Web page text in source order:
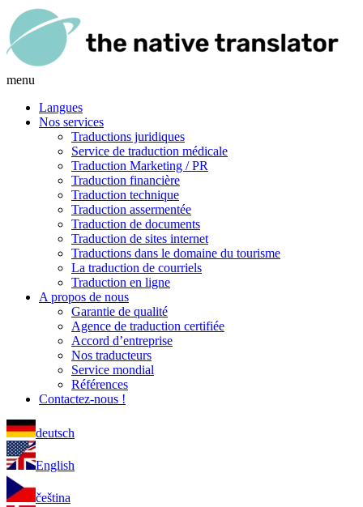
menu
Langues
Nos services
Traductions juridiques
Service de traduction médicale
Traduction Marketing / PR
Traduction financière
Traduction technique
Traduction assermentée
Traduction de documents
Traduction de sites internet
Traductions dans le domaine du tourisme
La traduction de courriels
Traduction en ligne
A propos de nous
Garantie de qualité
Agence de traduction certifiée
Accord d’entreprise
Nos traducteurs
Service mondial
Références
Contactez-nous !
deutsch
English
čeština